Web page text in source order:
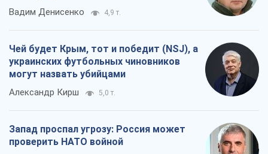
Вадим Денисенко 4,9 т.
Чей будет Крым, тот и победит (NSJ), а
украинских футбольных чиновников
могут назвать убийцами
Александр Кирш 5,0 т.
Запад проспал угрозу: Россия может
проверить НАТО войной